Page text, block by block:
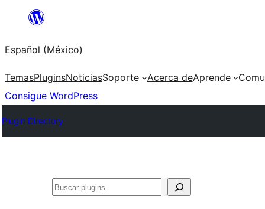
Saltar
contenido
Español (México)
TemasPluginsNoticiasSoporte Acerca deAprende
Consigue WordPress
Plugin Directory
Buscar